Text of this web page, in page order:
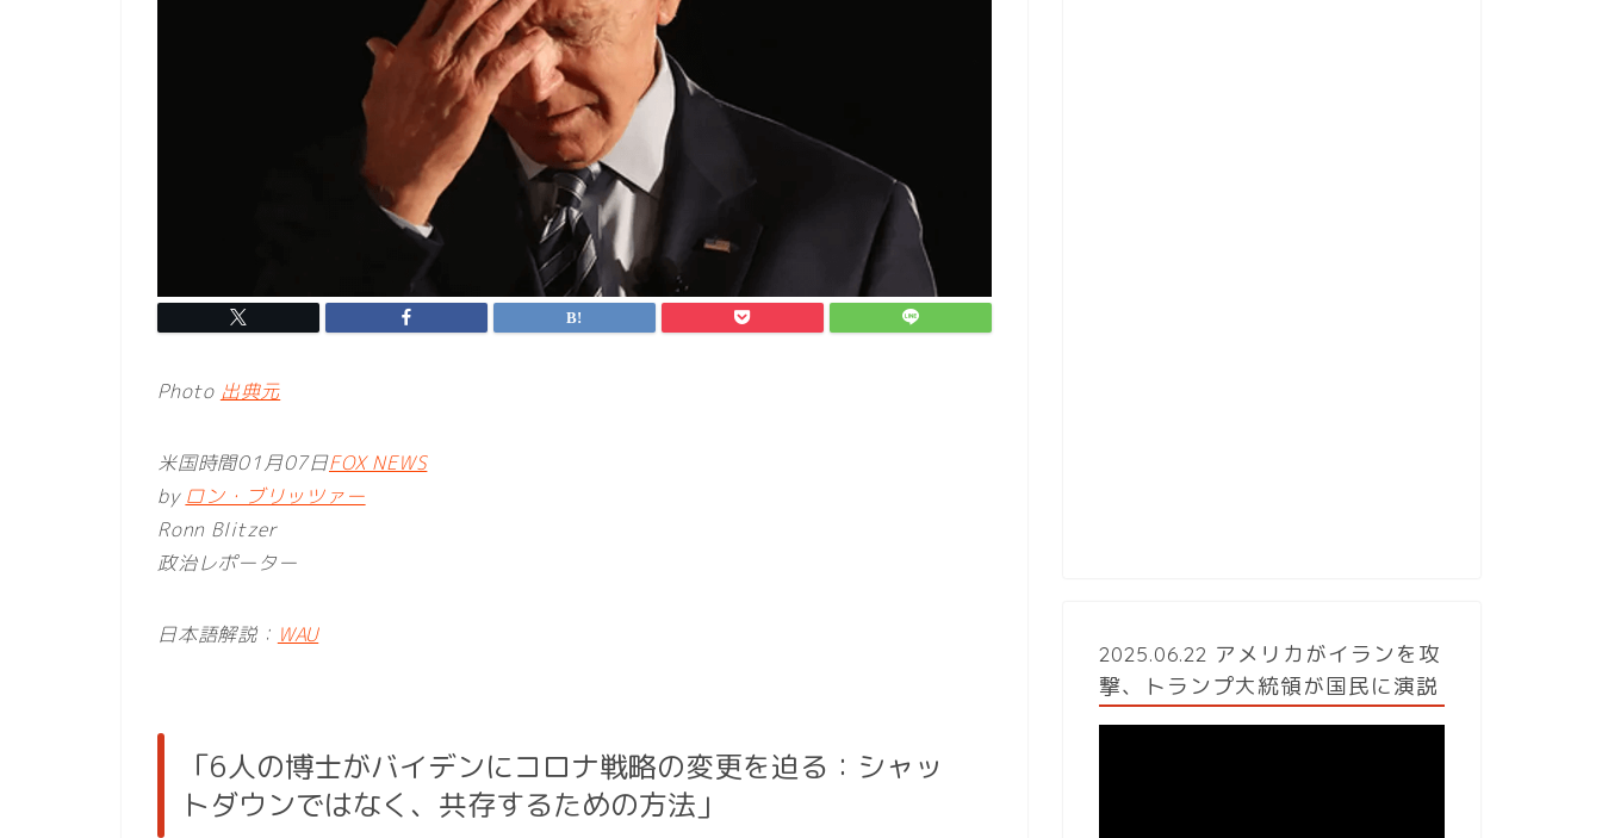
Photo 出典元
米国時間01月07日FOX NEWS
by ロン・ブリッツァー
Ronn Blitzer
政治レポーター
日本語解説： WAU
「6人の博士がバイデンにコロナ戦略の変更を迫る：シャッ
トダウンではなく、共存するための方法」
2025.06.22 アメリカがイランを攻
撃、トランプ大統領が国民に演説